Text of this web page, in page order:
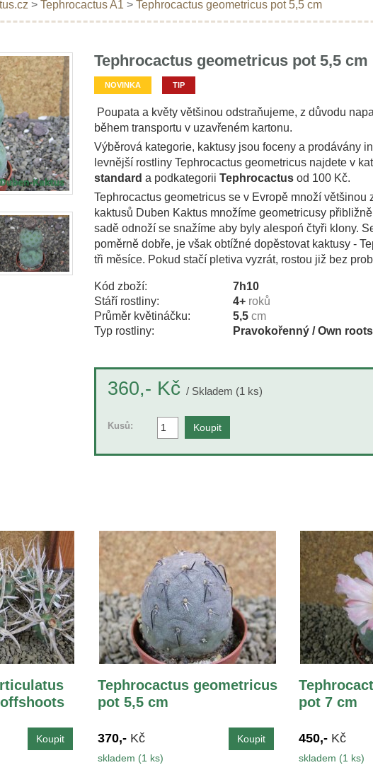
> Tephrocactus A1 > Tephrocactus geometricus pot 5,5 cm
Tephrocactus geometricus pot 5,5 cm
NOVINKA TIP
Poupata a květy většinou odstraňujeme, z důvodu
během transportu v uzavřeném kartonu.
Výběrová kategorie, kaktusy jsou foceny a prodávány
levnější rostliny Tephrocactus geometricus najdete v
standard a podkategorii Tephrocactusod 100 Kč.
Tephrocactus geometricus se v Evropě množí většinou
kaktusů Duben Kaktus množíme geometricusy
sadě odnoží se snažíme aby byly alespoń čtyři klony.
poměrně dobře, je však obtížné dopěstovat kaktusy -
tři měsíce. Pokud stačí pletiva vyzrát, rostou již bez
Kód zboží:
7h10
Stáří rostliny:
4+ roků
Průměr květináčku:
5,5 cm
Typ rostliny:
Pravokořenný / Own roots
360,- Kč / Skladem (1 ks)
Kusů:
Tephrocactus geometricus
pot 5,5 cm
370,- Kč
skladem (1 ks)
pot 7 cm
450,- Kč
skladem (1 ks)